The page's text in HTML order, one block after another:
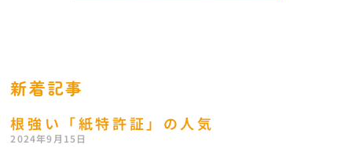
新着記事
根強い「紙特許証」の人気
2024年9月15日